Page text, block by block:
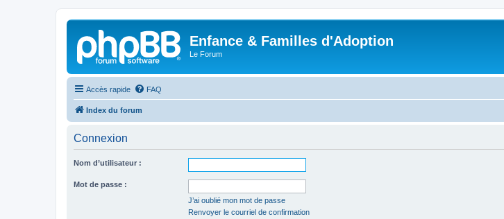
Enfance & Familles d'Adoption
Le Forum
Accès rapide FAQ
Index du forum
Connexion
Nom d’utilisateur :
Mot de passe :
J’ai oublié mon mot de passe
Renvoyer le courriel de confirmation